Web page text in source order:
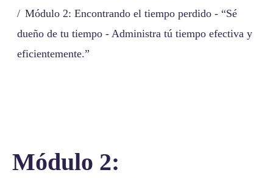
Módulo 2: Encontrando el tiempo perdido - “Sé
dueño de tu tiempo - Administra tú tiempo efectiva y
eficientemente.”
Módulo 2: